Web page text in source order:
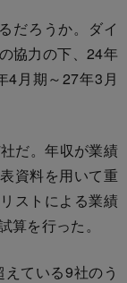
だろうか。ダイ
協力の下、24年
4月期～27年3月
だ。年収が業績
資料を用いて重
ストによる業績
を行った。
ている9社のう